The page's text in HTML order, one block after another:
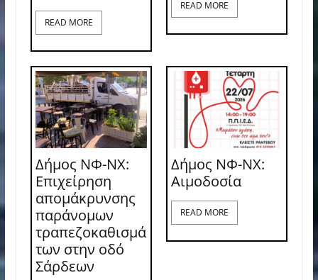
READ MORE
READ MORE
Δήμος ΝΦ-ΝΧ:
Επιχείρηση
απομάκρυνσης
παράνομων
τραπεζοκαθισμά
των στην οδό
Σάρδεων
Δήμος ΝΦ-ΝΧ:
Aιμοδοσία
READ MORE